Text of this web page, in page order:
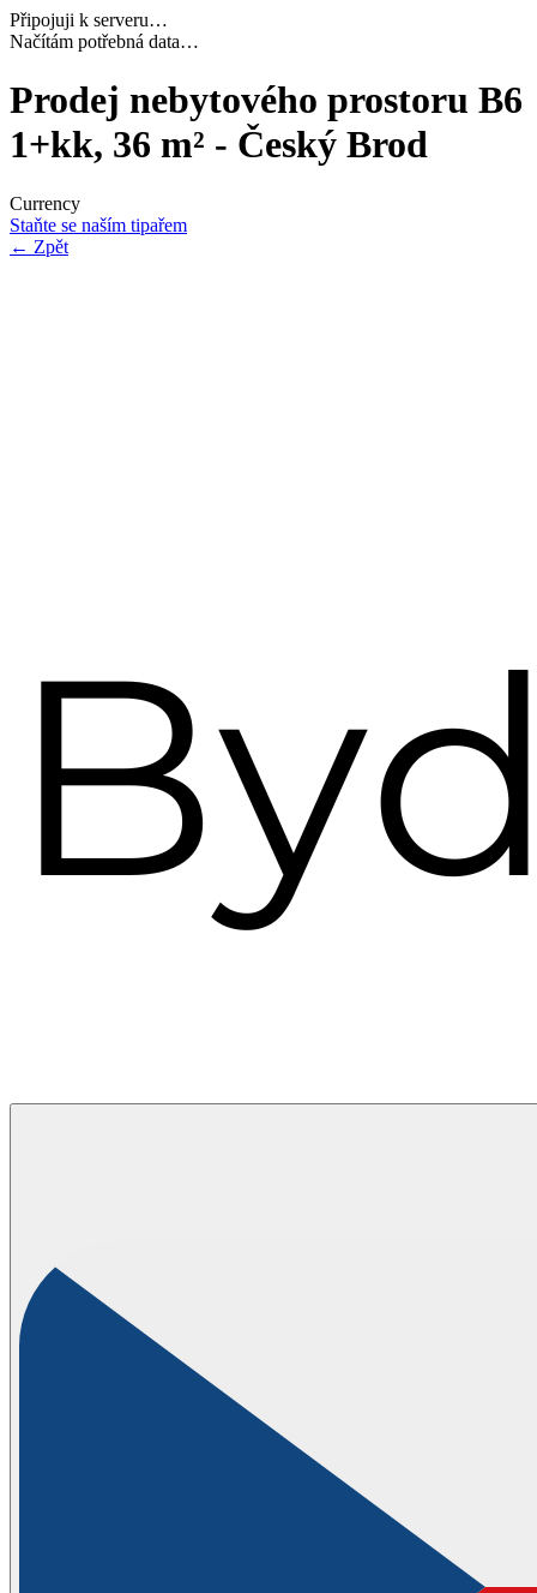
Připojuji k serveru…
Navazuji bezpečné spojení…
Prodej nebytového prostoru B6
1+kk, 36 m² - Český Brod
Currency
Staňte se naším tipařem
← Zpět